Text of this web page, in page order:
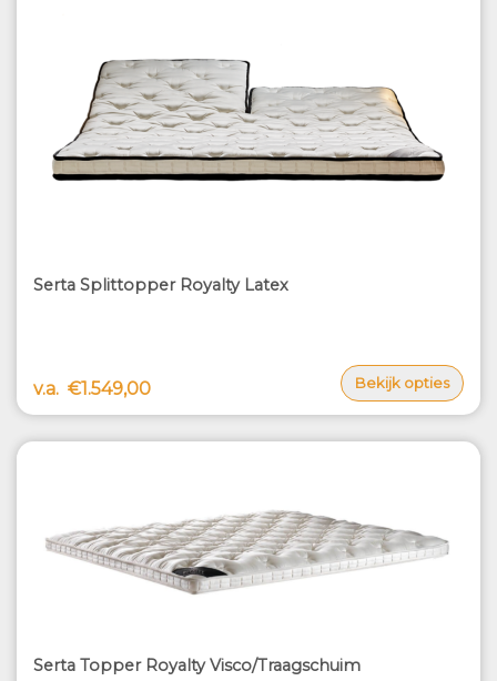
Serta Splittopper Royalty Latex
v.a. €1.549,00 Bekijk opties
Serta Topper Royalty Visco/Traagschuim